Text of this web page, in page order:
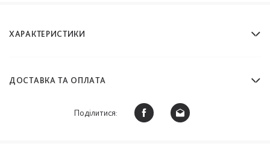
ХАРАКТЕРИСТИКИ
ДОСТАВКА ТА ОПЛАТА
Поділитися: